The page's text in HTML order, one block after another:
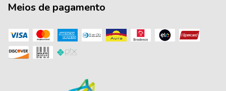
Meios de pagamento